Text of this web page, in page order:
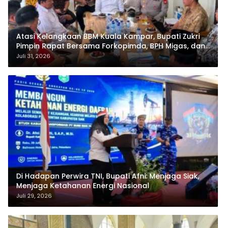
Atasi Kelangkaan BBM Kuala Kampar, Bupati Zukri
Pimpin Rapat Bersama Forkopimda, BPH Migas, dan
Pertamina
Juli 31, 2026
Di Hadapan Perwira TNI, Bupati Afni: Menjaga Siak,
Menjaga Ketahanan Energi Nasional
Juli 29, 2026